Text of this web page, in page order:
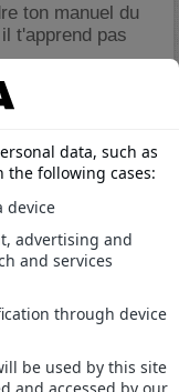
ton manuel du
t'apprend pas
#11